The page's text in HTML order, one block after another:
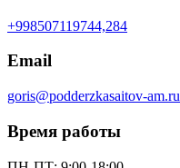
+998507119744,284
Email
goris@podderzkasaitov-am.ru
Время работы